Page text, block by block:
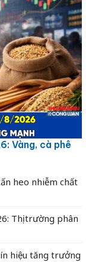
Vàng, cà phê
heo nhiễm chất
Thị trường phân
hiệu tăng trưởng